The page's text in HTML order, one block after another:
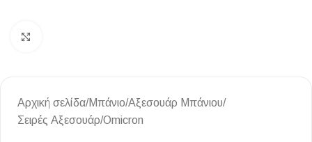
Αρχική σελίδα/Μπάνιο/Αξεσουάρ Μπάνιου/
Σειρές Αξεσουάρ/Omicron